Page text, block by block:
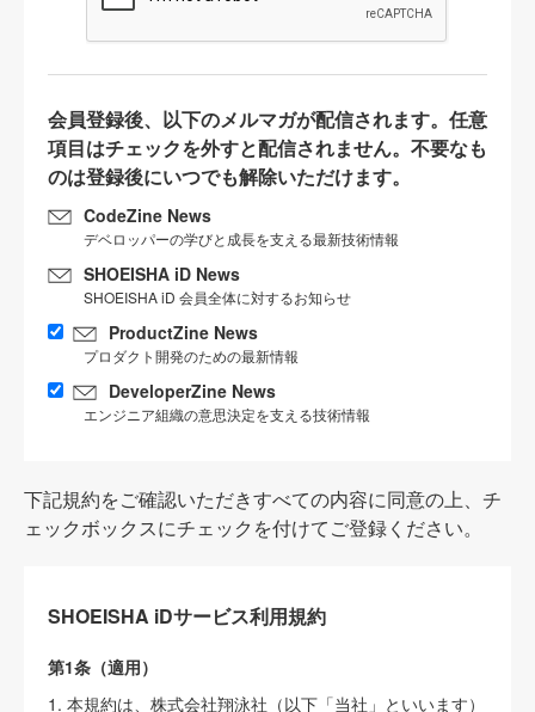
会員登録後、以下のメルマガが配信されます。任意
項目はチェックを外すと配信されません。不要なも
のは登録後にいつでも解除いただけます。
CodeZine News
デベロッパーの学びと成長を支える最新技術情報
SHOEISHA iD News
SHOEISHA iD 会員全体に対するお知らせ
ProductZine News
プロダクト開発のための最新情報
DeveloperZine News
エンジニア組織の意思決定を支える技術情報
下記規約をご確認いただきすべての内容に同意の上、チ
ェックボックスにチェックを付けてご登録ください。
SHOEISHA iDサービス利用規約
第1条（適用）
1. 本規約は、株式会社翔泳社（以下「当社」といいます）